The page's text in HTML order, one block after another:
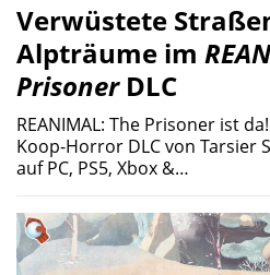
Verwüstete
Alpträume im
PrisonerDLC
REANIMAL: The Prisoner ist
Koop-Horror DLC von Tarsier
auf PC, PS5, Xbox &…